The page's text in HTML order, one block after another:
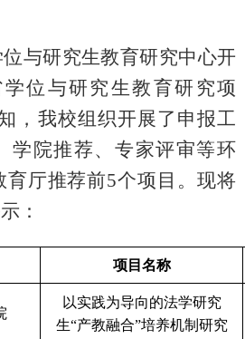
与研究生教育研究中心开
学位与研究生教育研究项
， 我校组织开展了申报工
学院推荐、专家评审等环
育厅推荐前5个项目。现将
：
项目名称
以实践为导向的法学研究
生“产教融合”培养机制研究